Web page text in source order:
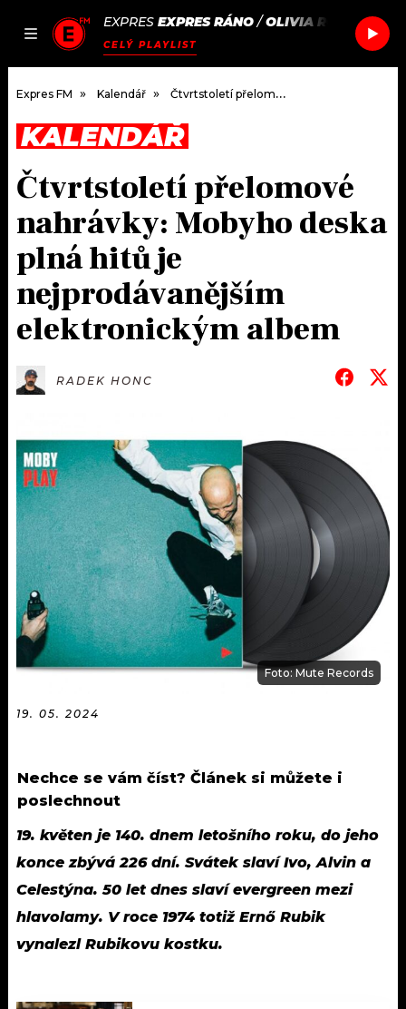
JAK
SEZNAM.CZ
EXPRES EXPRES RÁNO/OLIVIA RODRIGO
CELÝ PLAYLIST
DOMŮ
ČLÁNKY
AKTUÁLNĚ
HUDBA
ROZHOVORY
#NEBUDUDOMA
KVÍZY
VIP
TRENDY
KULTURA
MIX
OSTATNÍ
PODCASTY
JAK NALADIT
RÁDIO
APLIKACE
PLAYLIST
JAK NALADIT
SOUTĚŽE
Expres FM Kalendář Čtvrtstoletí přelomové nahrávky: Mobyho deska plná hitů je nejprodávanějším elektronickým albem
KALENDÁŘ
Čtvrtstoletí přelomové
nahrávky: Mobyho deska
plná hitů je
nejprodávanějším
elektronickým albem
RADEK HONC
Foto: Mute Records
19. 05. 2024
Nechce se vám číst? Článek si můžete i
poslechnout
19. květen je 140. dnem letošního roku, do jeho
konce zbývá 226 dní. Svátek slaví Ivo, Alvin a
Celestýna. 50 let dnes slaví evergreen mezi
hlavolamy. V roce 1974 totiž Ernő Rubik
vynalezl Rubikovu kostku.